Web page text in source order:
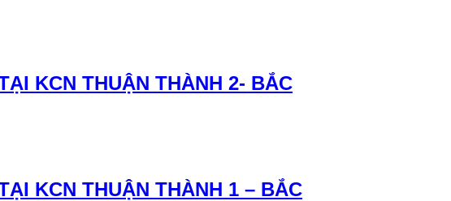
KCN THUẬN THÀNH 2- BẮC
KCN THUẬN THÀNH 1 – BẮC